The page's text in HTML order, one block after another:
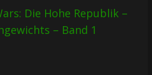
Die Hohe Republik –
– Band 1